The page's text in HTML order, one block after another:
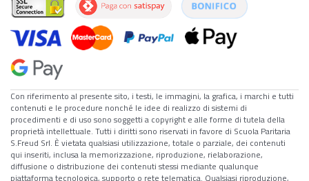
Con riferimento al presente sito, i testi, le immagini, la grafica, i marchi e tutti
contenuti e le procedure nonché le idee di realizzo di sistemi di
procedimenti e di uso sono soggetti a copyright e alle forme di tutela della
proprietà intellettuale. Tutti i diritti sono riservati in favore di Scuola Paritaria
S.Freud Srl. È vietata qualsiasi utilizzazione, totale o parziale, dei contenuti
qui inseriti, inclusa la memorizzazione, riproduzione, rielaborazione,
diffusione o distribuzione dei contenuti stessi mediante qualunque
piattaforma tecnologica, supporto o rete telematica. Qualsiasi riproduzione,